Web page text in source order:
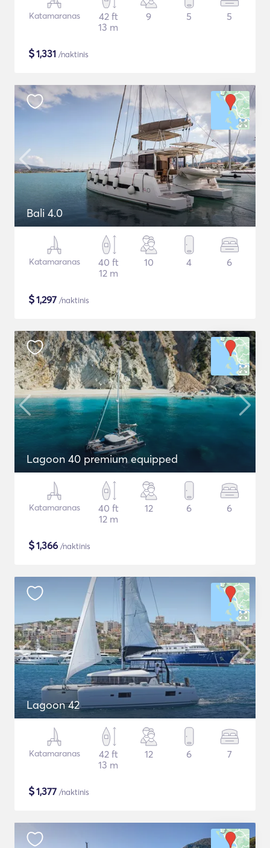
Katamaranas
42 ft
13 m
9 5 5
$1,331 /naktinis
Bali 4.0
Katamaranas
40 ft
12 m
10 4 6
$1,297 /naktinis
Lagoon 40 premium equipped
Katamaranas
40 ft
12 m
12 6 6
$1,366 /naktinis
Lagoon 42
Katamaranas
42 ft
13 m
12 6 7
$1,377 /naktinis